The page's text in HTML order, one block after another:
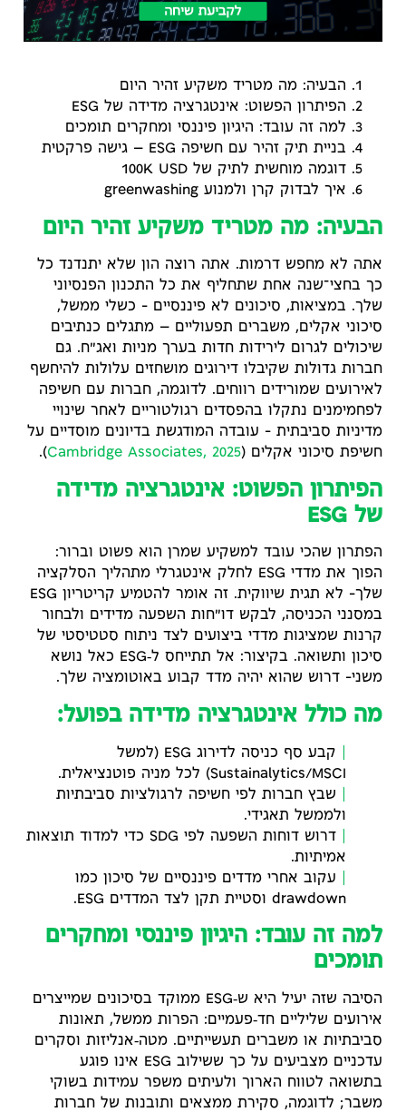
הבעיה: מה מטריד משקיע זהיר היום
הפיתרון הפשוט: אינטגרציה מדידה של ESG
למה זה עובד: היגיון פיננסי ומחקרים תומכים
בניית תיק זהיר עם חשיפה ESG — גישה פרקטית
דוגמה מוחשית לתיק של 100K USD
איך לבדוק קרן ולמנוע greenwashing
הבעיה: מה מטריד משקיע זהיר היום
אתה לא מחפש דרמות. אתה רוצה הון שלא יתנדנד כל
כך בחצי־שנה אחת שתחליף את כל התכנון הפנסיוני
שלך. במציאות, סיכונים לא פיננסיים – כשלי ממשל,
סיכוני אקלים, משברים תפעוליים — מתגלים כנתיבים
שיכולים לגרום לירידות חדות בערך מניות ואג"ח. גם
חברות גדולות שקיבלו דירוגים מושחזים עלולות להיחשף
לאירועים שמורידים רווחים. לדוגמה, חברות עם חשיפה
לפחמימנים נתקלו בהפסדים רגולטוריים לאחר שינויי
מדיניות סביבתית – עובדה המודגשת בדיונים מוסדיים על
חשיפת סיכוני אקלים (Cambridge Associates, 2025
).
הפיתרון הפשוט: אינטגרציה מדידה
של ESG
הפתרון שהכי עובד למשקיע שמרן הוא פשוט וברור:
הפוך את מדדי ESG לחלק אינטגרלי מתהליך הסלקציה
שלך- לא תגית שיווקית. זה אומר להטמיע קריטריון ESG
במסנני הכניסה, לבקש דו"חות השפעה מדידים ולבחור
קרנות שמציגות מדדי ביצועים לצד ניתוח סטטיסטי של
סיכון ותשואה. בקיצור: אל תתייחס ל‑ESG כאל נושא
משני- דרוש שהוא יהיה מדד קבוע באוטומציה שלך.
מה כולל אינטגרציה מדידה בפועל:
קבע סף כניסה לדירוג ESG (למשל
Sustainalytics/MSCI) לכל מניה פוטנציאלית.
שבץ חברות לפי חשיפה לרגולציות סביבתיות
ולממשל תאגידי.
דרוש דוחות השפעה לפי SDG כדי למדוד תוצאות
אמיתיות.
עקוב אחרי מדדים פיננסיים של סיכון כמו
drawdown וסטיית תקן לצד המדדים ESG.
למה זה עובד: היגיון פיננסי ומחקרים
תומכים
הסיבה שזה יעיל היא ש‑ESG ממוקד בסיכונים שמייצרים
אירועים שליליים חד‑פעמיים: הפרות ממשל, תאונות
סביבתיות או משברים תעשייתיים. מטה‑אנליזות וסקרים
עדכניים מצביעים על כך ששילוב ESG אינו פוגע
בתשואה לטווח הארוך ולעיתים משפר עמידות בשוקי
משבר; לדוגמה, סקירת ממצאים ותובנות של חברות